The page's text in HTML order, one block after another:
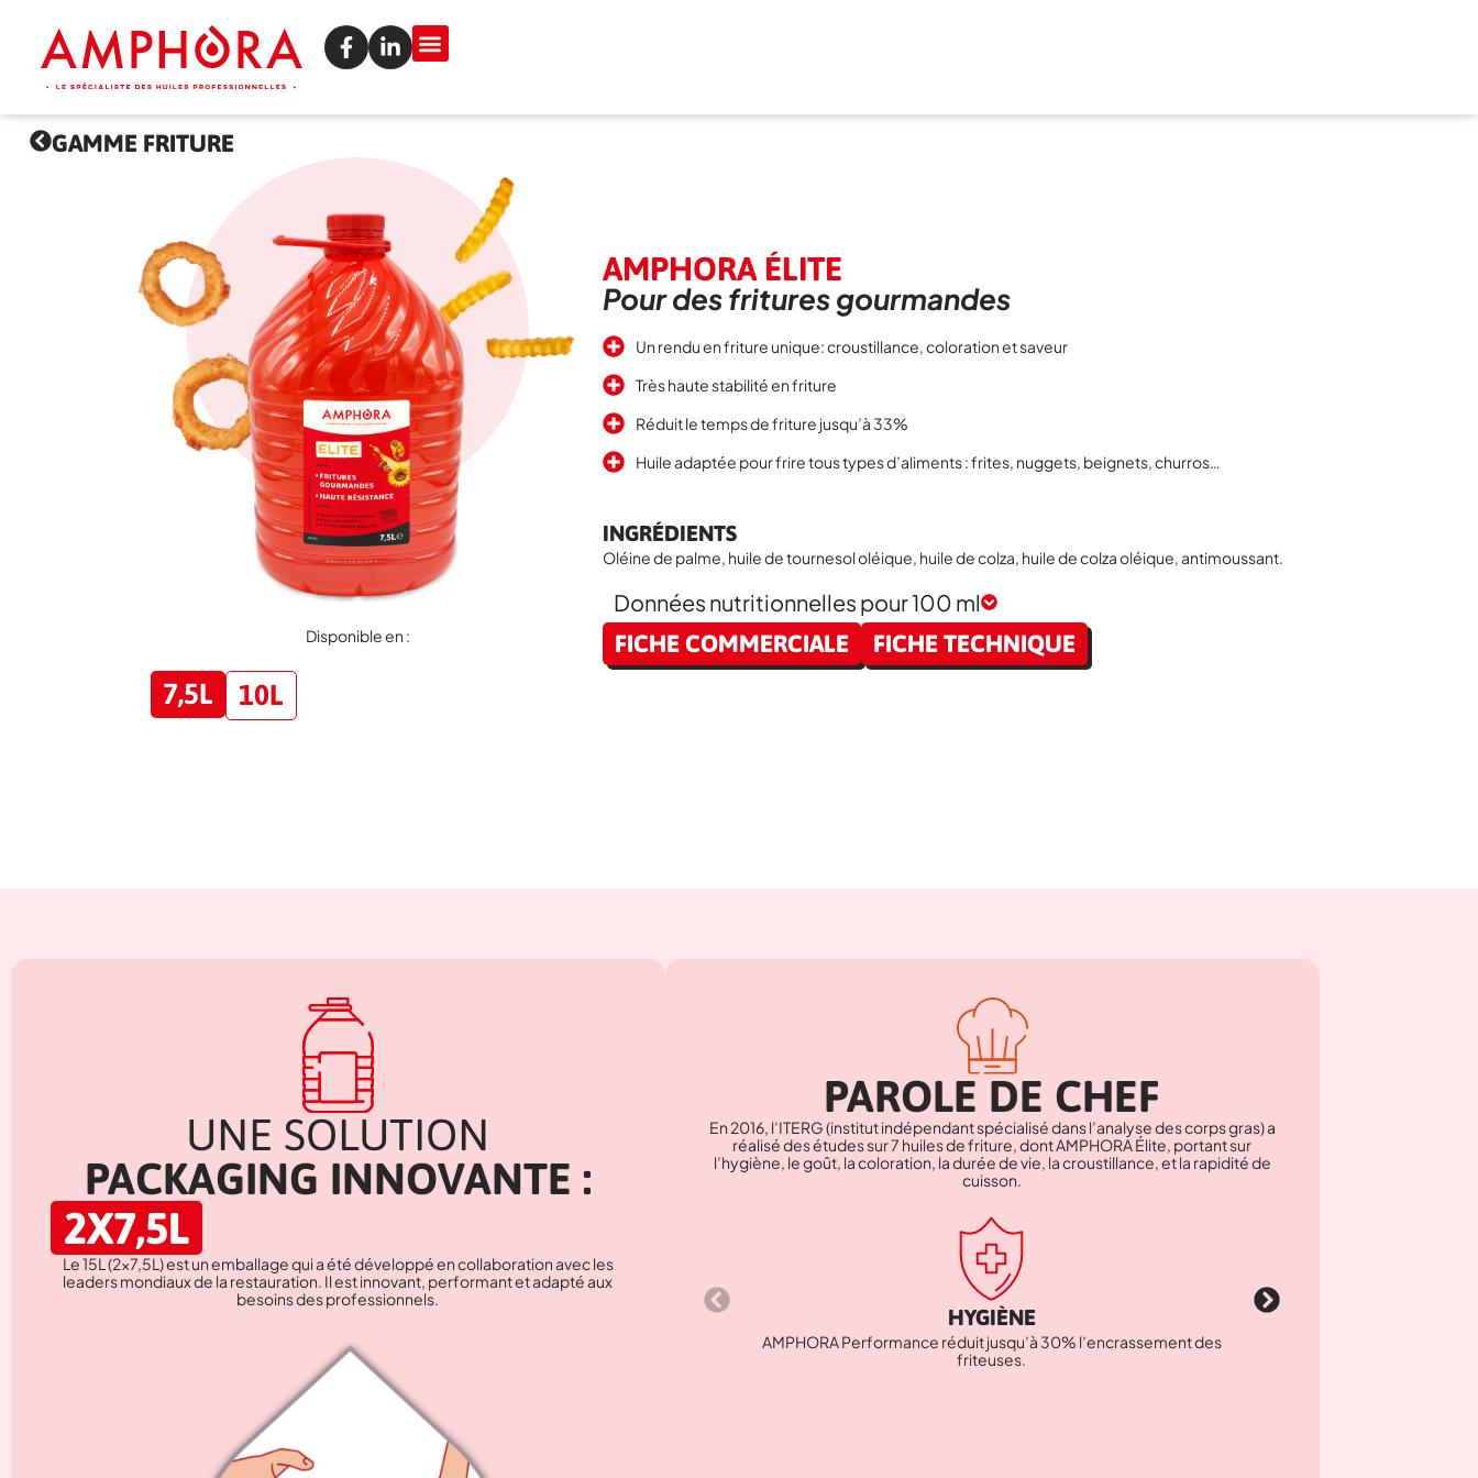
GAMME FRITURE
Disponible en :
7,5L 10L
Disponible en :
AMPHORA ÉLITE
Pour des fritures gourmandes
Un rendu en friture unique: croustillance, coloration et saveur
Très haute stabilité en friture
Réduit le temps de friture jusqu’à 33%
Huile adaptée pour frire tous types d’aliments : frites, nuggets, beignets, churros…
INGRÉDIENTS
Oléine de palme, huile de tournesol oléique, huile de colza, huile de colza oléique, antimoussant.
Données nutritionnelles pour 100 ml
FICHE COMMERCIALE FICHE TECHNIQUE
UNE SOLUTION
PACKAGING INNOVANTE :
2X7,5L
Le 15L (2×7,5L) est un emballage qui a été développé en collaboration avec les
leaders mondiaux de la restauration. Il est innovant, performant et adapté aux
besoins des professionnels.
PAROLE DE CHEF
En 2016, l’ITERG (institut indépendant spécialisé dans l’analyse des corps gras) a
réalisé des études sur 7 huiles de friture, dont AMPHORA Élite, portant sur
l’hygiène, le goût, la coloration, la durée de vie, la croustillance, et la rapidité de
cuisson.
HYGIÈNE
AMPHORA Performance réduit jusqu’à 30% l’encrassement des
friteuses.